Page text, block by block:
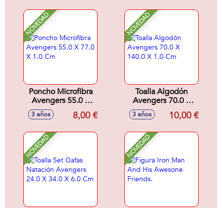
NOVEDAD
Poncho Microfibra
Avengers 55.0 X
77.0 X 1.0 Cm
3 años 8,00 €
NOVEDAD
Toalla Algodón
Avengers 70.0 X
140.0 X 1.0 Cm
3 años 10,00 €
NOVEDAD NOVEDAD